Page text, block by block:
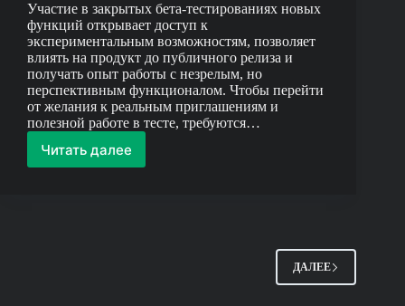
Участие в закрытых бета-тестированиях новых
функций открывает доступ к
экспериментальным возможностям, позволяет
влиять на продукт до публичного релиза и
получать опыт работы с незрелым, но
перспективным функционалом. Чтобы перейти
от желания к реальным приглашениям и
полезной работе в тесте, требуются…
Читать далее
Как
ДАЛЕЕ